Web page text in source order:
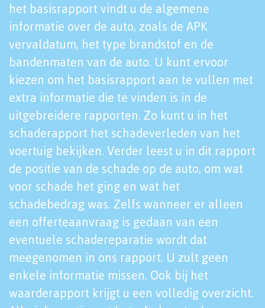
het basisrapport vindt u de algemene
informatie over de auto, zoals de APK
vervaldatum, het type brandstof en de
bandenmaten van de auto. U kunt ervoor
kiezen om het basisrapport aan te vullen met
extra informatie die te vinden is in de
uitgebreidere rapporten. Zo kunt u in het
schaderapport het schadeverleden van het
voertuig bekijken. Verder leest u in dit rapport
de positie van de schade op de auto, om wat
voor schade het ging en wat het
schadebedrag was. Zelfs wanneer er alleen
een offerteaanvraag is gedaan van een
eventuele schadereparatie wordt dat
meegenomen in ons rapport. U zult geen
enkele informatie missen. Ook bij het
waarderapport krijgt u een volledig overzicht.